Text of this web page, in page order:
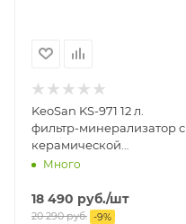
KeoSan KS-971 12 л.
фильтр-минерализатор с
керамической
ультрафильтрацией
Много
18 490 руб./шт
20 290руб. -9%